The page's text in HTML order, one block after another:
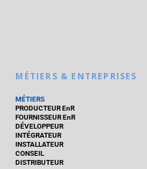
MÉTIERS & ENTREPRISES
MÉTIERS
PRODUCTEUR EnR
FOURNISSEUR EnR
DÉVELOPPEUR
INTÉGRATEUR
INSTALLATEUR
CONSEIL
DISTRIBUTEUR